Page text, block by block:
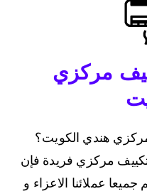
مركزي
هندي الكويت؟
مركزي فريدة فإن
عملائنا الاعزاء و